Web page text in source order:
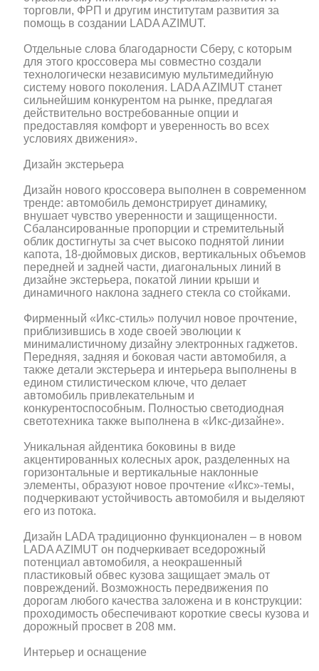
торговли, ФРП и другим институтам развития за
помощь в создании LADA AZIMUT.
Отдельные слова благодарности Сберу, с которым
для этого кроссовера мы совместно создали
технологически независимую мультимедийную
систему нового поколения. LADA AZIMUT станет
сильнейшим конкурентом на рынке, предлагая
действительно востребованные опции и
предоставляя комфорт и уверенность во всех
условиях движения».
Дизайн экстерьера
Дизайн нового кроссовера выполнен в современном
тренде: автомобиль демонстрирует динамику,
внушает чувство уверенности и защищенности.
Сбалансированные пропорции и стремительный
облик достигнуты за счет высоко поднятой линии
капота, 18-дюймовых дисков, вертикальных объемов
передней и задней части, диагональных линий в
дизайне экстерьера, покатой линии крыши и
динамичного наклона заднего стекла со стойками.
Фирменный «Икс-стиль» получил новое прочтение,
приблизившись в ходе своей эволюции к
минималистичному дизайну электронных гаджетов.
Передняя, задняя и боковая части автомобиля, а
также детали экстерьера и интерьера выполнены в
едином стилистическом ключе, что делает
автомобиль привлекательным и
конкурентоспособным. Полностью светодиодная
светотехника также выполнена в «Икс-дизайне».
Уникальная айдентика боковины в виде
акцентированных колесных арок, разделенных на
горизонтальные и вертикальные наклонные
элементы, образуют новое прочтение «Икс»-темы,
подчеркивают устойчивость автомобиля и выделяют
его из потока.
Дизайн LADA традиционно функционален – в новом
LADA AZIMUT он подчеркивает вседорожный
потенциал автомобиля, а неокрашенный
пластиковый обвес кузова защищает эмаль от
повреждений. Возможность передвижения по
дорогам любого качества заложена и в конструкции:
проходимость обеспечивают короткие свесы кузова и
дорожный просвет в 208 мм.
Интерьер и оснащение